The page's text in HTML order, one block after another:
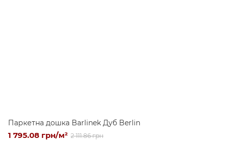
Паркетна дошка Barlinek Дуб Berlin
1 795.08 грн/м² 2 111.86 грн